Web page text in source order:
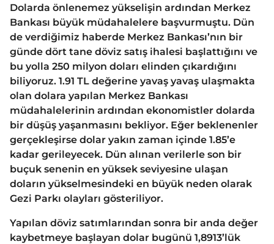
Dolarda önlenemez yükselişin ardından Merkez
Bankası büyük müdahalelere başvurmuştu. Dün
de verdiğimiz haberde Merkez Bankası’nın bir
günde dört tane döviz satış ihalesi başlattığını ve
bu yolla 250 milyon doları elinden çıkardığını
biliyoruz. 1.91 TL değerine yavaş yavaş ulaşmakta
olan dolara yapılan Merkez Bankası
müdahalelerinin ardından ekonomistler dolarda
bir düşüş yaşanmasını bekliyor. Eğer beklenenler
gerçekleşirse dolar yakın zaman içinde 1.85’e
kadar gerileyecek. Dün alınan verilerle son bir
buçuk senenin en yüksek seviyesine ulaşan
doların yükselmesindeki en büyük neden olarak
Gezi Parkı olayları gösteriliyor.
Yapılan döviz satımlarından sonra bir anda değer
kaybetmeye başlayan dolar bugünü 1,8913’lük